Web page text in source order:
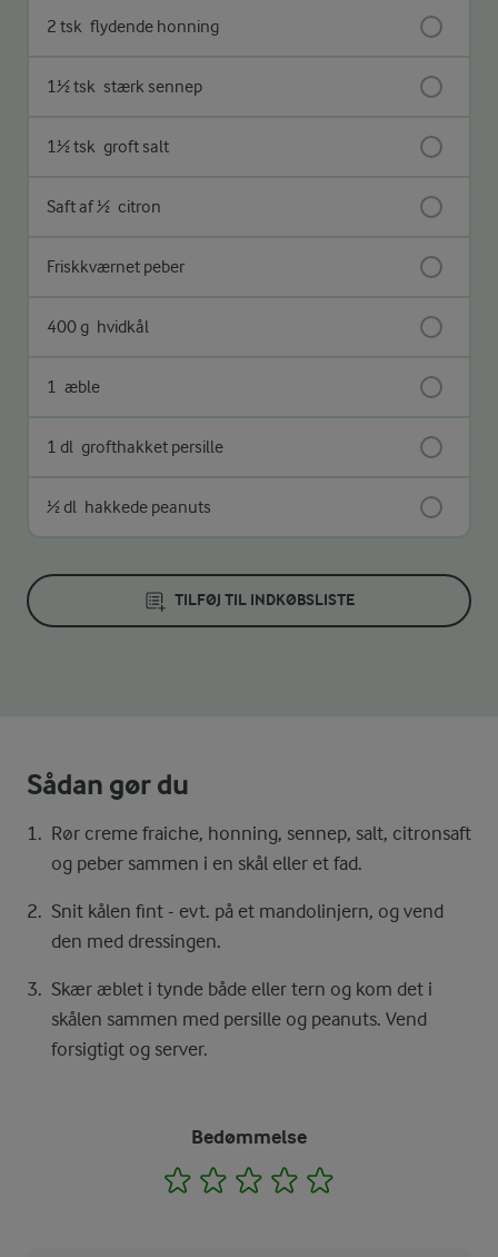
2 tsk flydende honning
1½ tsk stærk sennep
1½ tsk groft salt
Saft af ½ citron
Friskkværnet peber
400 g hvidkål
1 æble
1 dl grofthakket persille
½ dl hakkede peanuts
TILFØJ TIL INDKØBSLISTE
Sådan gør du
Rør creme fraiche, honning, sennep, salt, citronsaft
og peber sammen i en skål eller et fad.
Snit kålen fint - evt. på et mandolinjern, og vend
den med dressingen.
Skær æblet i tynde både eller tern og kom det i
skålen sammen med persille og peanuts. Vend
forsigtigt og server.
Bedømmelse
1 2 3 4